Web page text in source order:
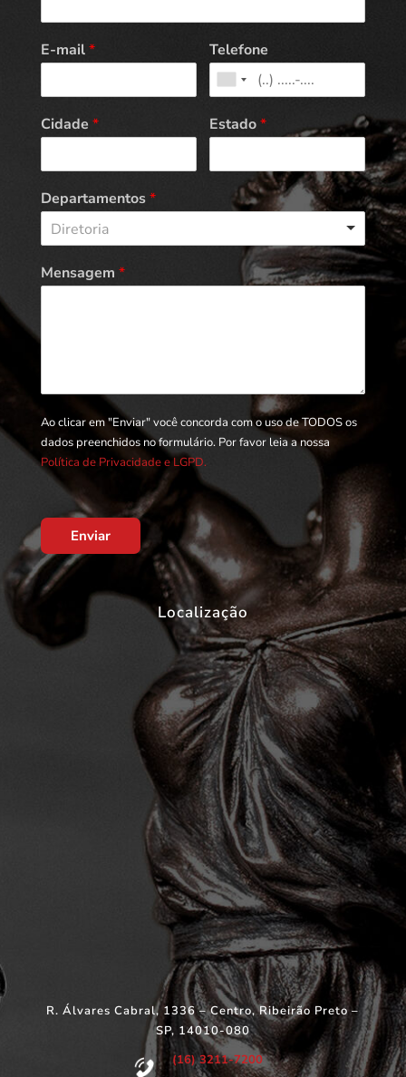
E-mail* Telefone
Cidade * Estado*
Departamentos*
Diretoria
Mensagem *
Ao clicar em "Enviar" você concorda com o uso de TODOS os
dados preenchidos no formulário. Por favor leia a nossa
Política de Privacidade e LGPD.
Enviar
Localização
R. Álvares Cabral, 1336 – Centro, Ribeirão Preto –
SP, 14010-080
(16) 3211-7200